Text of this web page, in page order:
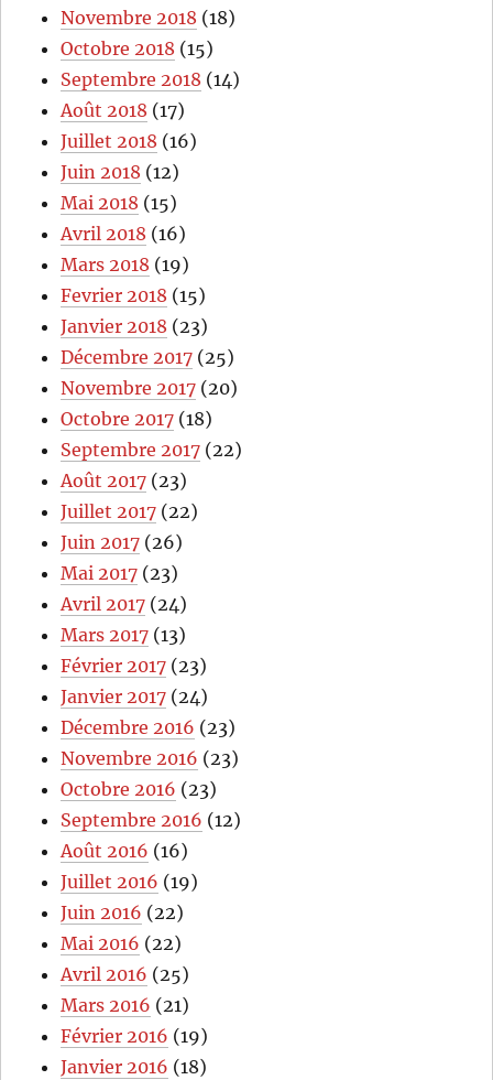
Novembre 2018 (18)
Octobre 2018 (15)
Septembre 2018 (14)
Août 2018 (17)
Juillet 2018 (16)
Juin 2018 (12)
Mai 2018 (15)
Avril 2018 (16)
Mars 2018 (19)
Fevrier 2018 (15)
Janvier 2018 (23)
Décembre 2017 (25)
Novembre 2017 (20)
Octobre 2017 (18)
Septembre 2017 (22)
Août 2017 (23)
Juillet 2017 (22)
Juin 2017 (26)
Mai 2017 (23)
Avril 2017 (24)
Mars 2017 (13)
Février 2017 (23)
Janvier 2017 (24)
Décembre 2016 (23)
Novembre 2016 (23)
Octobre 2016 (23)
Septembre 2016 (12)
Août 2016 (16)
Juillet 2016 (19)
Juin 2016 (22)
Mai 2016 (22)
Avril 2016 (25)
Mars 2016 (21)
Février 2016 (19)
Janvier 2016 (18)